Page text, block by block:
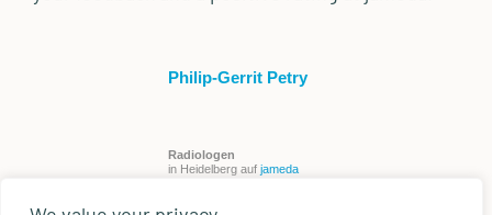
Philip-Gerrit Petry
Radiologen
in Heidelberg auf jameda